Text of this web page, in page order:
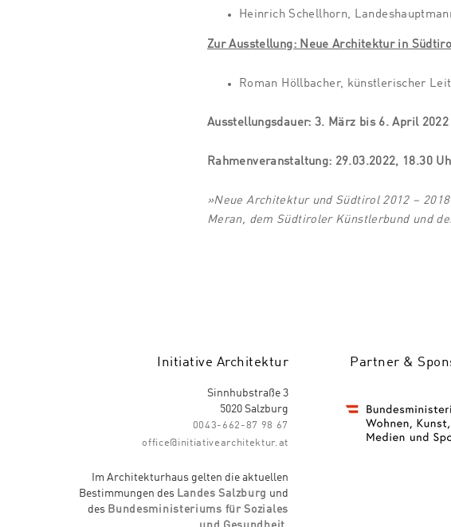
Heinrich Schellhorn,
Zur Ausstellung: Neue Architektur in
Roman Höllbacher, künstlerischer
Ausstellungsdauer: 3. März bis 6. April 2022
Rahmenveranstaltung: 29.03.2022, 18.30
»Neue Architektur und Südtirol 2012 –
Meran, dem Südtiroler Künstlerbund und
Initiative Architektur
Sinnhubstraße 3
5020 Salzburg
0043-662-87 98 67
office@initiativearchitektur.at
Im Architekturhaus gelten die aktuellen
Bestimmungen des Landes Salzburg und
des Bundesministeriums für Soziales
Partner &